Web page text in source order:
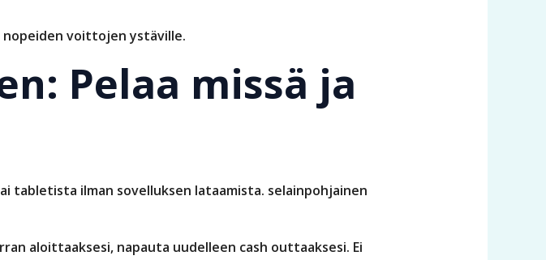
voittojen ystäville.
Pelaa missä ja
tabletista ilman sovelluksen lataamista. selainpohjainen
aloittaaksesi, napauta uudelleen cash outtaaksesi. Ei